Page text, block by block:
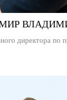
директора по